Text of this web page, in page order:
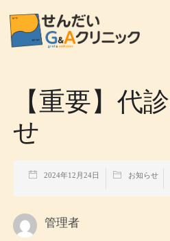
【重要】代
せ
2024年12月24日 お知らせ
管理者